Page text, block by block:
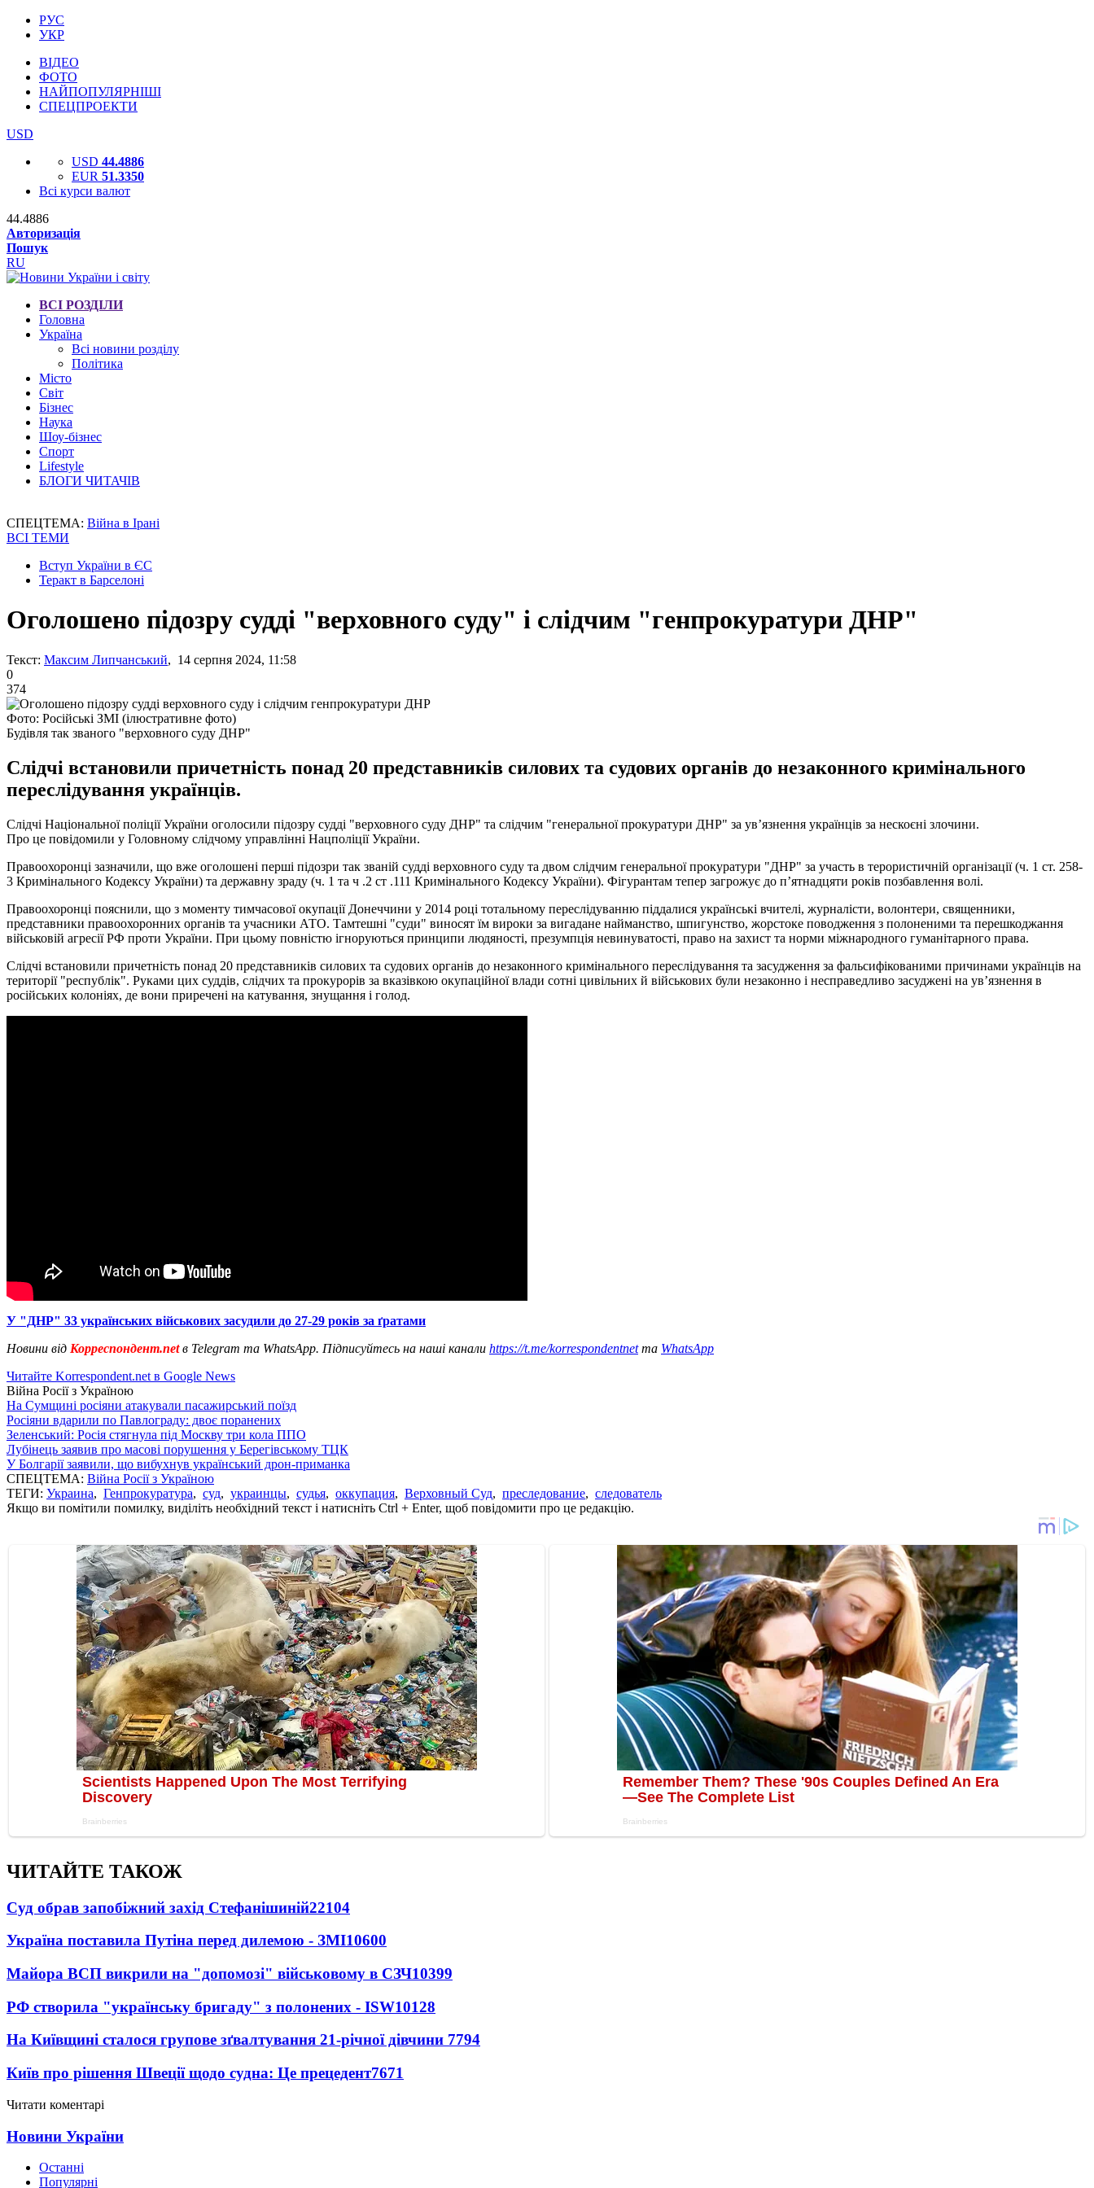
РУС
УКР
ВІДЕО
ФОТО
НАЙПОПУЛЯРНІШІ
СПЕЦПРОЕКТИ
USD
USD 44.4886
EUR 51.3350
Всі курси валют
44.4886
Авторизація
Пошук
RU
ВСІ РОЗДІЛИ
Головна
Україна
Всі новини розділу
Політика
Місто
Світ
Бізнес
Наука
Шоу-бізнес
Спорт
Lifestyle
БЛОГИ ЧИТАЧІВ
СПЕЦТЕМА: Війна в Ірані
ВСІ ТЕМИ
Вступ України в ЄС
Теракт в Барселоні
Оголошено підозру судді "верховного суду" і слідчим "генпрокуратури ДНР"
Текст: Максим Липчанський, 14 серпня 2024, 11:58
0
374
Фото: Російські ЗМІ (ілюстративне фото)
Будівля так званого "верховного суду ДНР"
Слідчі встановили причетність понад 20 представників силових та судових органів до незаконного кримінального
переслідування українців.
Слідчі Національної поліції України оголосили підозру судді "верховного суду ДНР" та слідчим "генеральної прокуратури ДНР" за увʼязнення українців за нескоєні злочини.
Про це повідомили у Головному слідчому управлінні Нацполіції України.
Правоохоронці зазначили, що вже оголошені перші підозри так званій судді верховного суду та двом слідчим генеральної прокуратури "ДНР" за участь в терористичній організації (ч. 1 ст. 258-
3 Кримінального Кодексу України) та державну зраду (ч. 1 та ч .2 ст .111 Кримінального Кодексу України). Фігурантам тепер загрожує до пʼятнадцяти років позбавлення волі.
Правоохоронці пояснили, що з моменту тимчасової окупації Донеччини у 2014 році тотальному переслідуванню піддалися українські вчителі, журналісти, волонтери, священники,
представники правоохоронних органів та учасники АТО. Тамтешні "суди" виносят їм вироки за вигадане найманство, шпигунство, жорстоке поводження з полоненими та перешкоджання
військовій агресії РФ проти України. При цьому повністю ігноруються принципи людяності, презумпція невинуватості, право на захист та норми міжнародного гуманітарного права.
Слідчі встановили причетність понад 20 представників силових та судових органів до незаконного кримінального переслідування та засудження за фальсифікованими причинами українців на
території "республік". Руками цих суддів, слідчих та прокурорів за вказівкою окупаційної влади сотні цивільних й військових були незаконно і несправедливо засуджені на увʼязнення в
російських колоніях, де вони приречені на катування, знущання і голод.
У "ДНР" 33 українських військових засудили до 27-29 років за ґратами
Новини від Корреспондент.netв Telegram та WhatsApp. Підписуйтесь на наші канали https://t.me/korrespondentnetта WhatsApp
Читайте Korrespondent.net в Google News
Війна Росії з Україною
На Сумщині росіяни атакували пасажирський поїзд
Росіяни вдарили по Павлограду: двоє поранених
Зеленський: Росія стягнула під Москву три кола ППО
Лубінець заявив про масові порушення у Берегівському ТЦК
У Болгарії заявили, що вибухнув український дрон-приманка
СПЕЦТЕМА: Війна Росії з Україною
ТЕГИ: Украина, Генпрокуратура, суд, украинцы, судья, оккупация, Верховный Суд, преследование, следователь
Якщо ви помітили помилку, виділіть необхідний текст і натисніть Ctrl + Enter, щоб повідомити про це редакцію.
ЧИТАЙТЕ ТАКОЖ
Суд обрав запобіжний захід Стефанішиній22104
Україна поставила Путіна перед дилемою - ЗМІ10600
Майора ВСП викрили на "допомозі" військовому в СЗЧ10399
РФ створила "українську бригаду" з полонених - ISW10128
На Київщині сталося групове зґвалтування 21-річної дівчини 7794
Київ про рішення Швеції щодо судна: Це прецедент7671
Читати коментарі
Новини України
Останні
Популярні